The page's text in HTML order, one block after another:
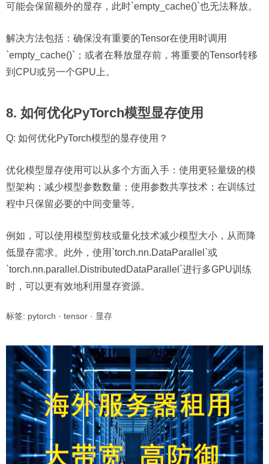
可能会保留额外的显存，此时`empty_cache()`也无法释放。
解决方法包括：确保没有重要的Tensor在使用时调用
`empty_cache()`；或者在释放显存前，将重要的Tensor转移
到CPU或另一个GPU上。
8. 如何优化PyTorch模型显存使用
Q: 如何优化PyTorch模型的显存使用？
优化模型显存使用可以从多个方面入手：使用更轻量级的模
型架构；减少模型参数数量；使用参数共享技术；在训练过
程中只保留必要的中间变量等。
例如，可以使用模型剪枝或量化技术减少模型大小，从而降
低显存需求。此外，使用`torch.nn.DataParallel`或
`torch.nn.parallel.DistributedDataParallel`进行多GPU训练
时，可以更有效地利用显存资源。
标签: pytorch · tensor · 显存